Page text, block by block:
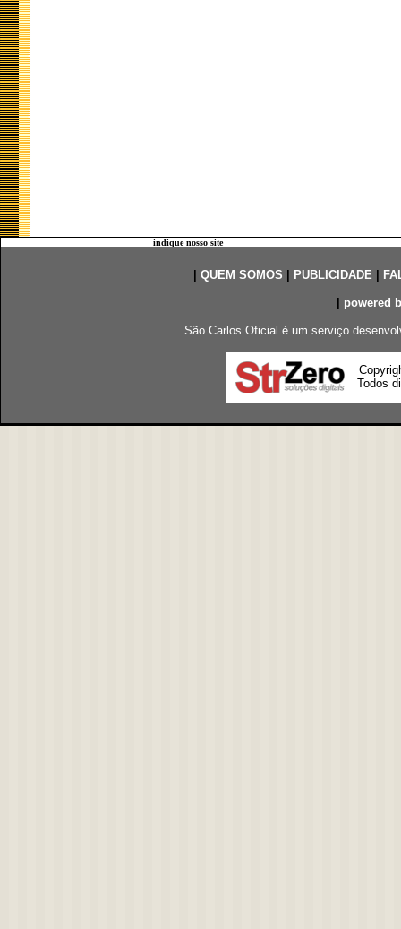
indique nosso site
QUEM SOMOS PUBLICIDADE|
powered
São Carlos Oficial é um serviço
Todos